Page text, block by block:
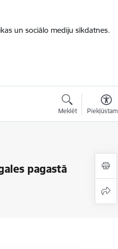
un sociālo mediju sīkdatnes.
Meklēt
pagastā